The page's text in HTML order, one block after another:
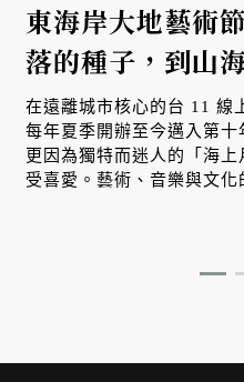
東海岸大地藝術
落的種子，到山
在遠離城市核心的台 11 線
每年夏季開辦至今邁入第十
更因為獨特而迷人的「海
受喜愛。藝術、音樂與文